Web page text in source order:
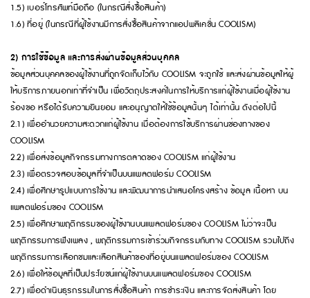
1.5)​ เบอร์โทรศัพท์มือถือ (ในกรณีสั่งซื้อสินค้า)
1.6)​ ที่อยู่ (ในกรณีที่ผู้ใช้งานมีการสั่งซื้อสินค้าจากแอปพลิเคชั่น COOLISM)
2) การใช้ข้อมูล และการส่งผ่านข้อมูลส่วนบุคคล
ข้อมูลส่วนบุคคลของผู้ใช้งานที่ถูกจัดเก็บไว้กับ COOLISM จะถูกใช้ และส่งผ่านข้อมูลให้ผู้
ให้บริการภายนอกเท่าที่จำเป็น เพื่อวัตถุประสงค์ในการให้บริการแก่ผู้ใช้งานเมื่อผู้ใช้งาน
ร้องขอ หรือได้รับความยินยอม และอนุญาตให้ใช้ข้อมูลนั้นๆ ได้เท่านั้น ดังต่อไปนี้
2.1) เพื่ออำนวยความสะดวกแก่ผู้ใช้งาน เมื่อต้องการใช้บริการผ่านช่องทางของ
COOLISM
2.2) เพื่อส่งข้อมูลกิจกรรมทางการตลาดของ COOLISM แก่ผู้ใช้งาน
2.3) เพื่อตรวจสอบข้อมูลที่จำเป็นบนแพลตฟอร์ม COOLISM
2.4) เพื่อศึกษารูปแบบการใช้งาน และพัฒนาการนำเสนอโครงสร้าง ข้อมูล เนื้อหา บน
แพลตฟอร์มของ COOLISM
2.5) เพื่อศึกษาพฤติกรรมของผู้ใช้งานบนแพลตฟอร์มของ COOLISM ไม่ว่าจะเป็น
พฤติกรรมการฟังเพลง , พฤติกรรมการเข้าร่วมกิจกรรมกับทาง COOLISM รวมไปถึง
พฤติกรรมการเลือกชมและเลือกสินค้าของที่อยู่บนแพลตฟอร์มของ COOLISM
2.6) เพื่อให้ข้อมูลที่เป็นประโยชน์แก่ผู้ใช้งานบนแพลตฟอร์มของ COOLISM
2.7) เพื่อดำเนินธุรกรรมในการสั่งซื้อสินค้า การชำระเงิน และการจัดส่งสินค้า โดย